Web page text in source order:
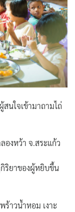
นใจเข้ามาถามไถ่
องหว้า จ.สระแก้ว
ริยาของผู้หยิบขึ้น
าวน้ำหอม เงาะ